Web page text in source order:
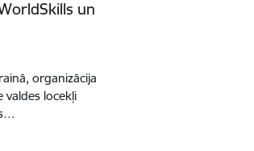
un
organizācija
valdes locekļi